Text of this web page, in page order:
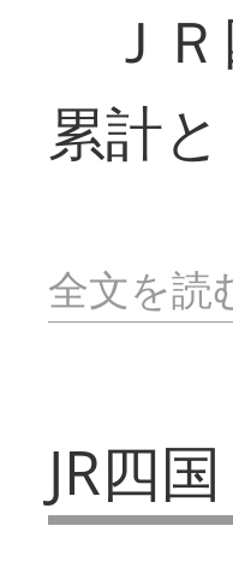
ＪＲ
累計
全文を
JR四国